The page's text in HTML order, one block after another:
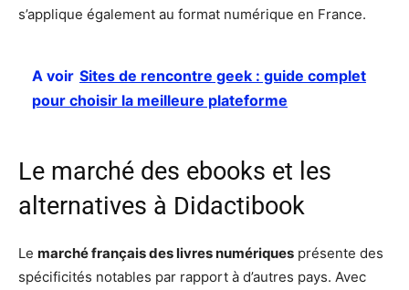
s’applique également au format numérique en France.
A voir Sites de rencontre geek : guide complet
pour choisir la meilleure plateforme
Le marché des ebooks et les
alternatives à Didactibook
Le marché français des livres numériques présente des
spécificités notables par rapport à d’autres pays. Avec